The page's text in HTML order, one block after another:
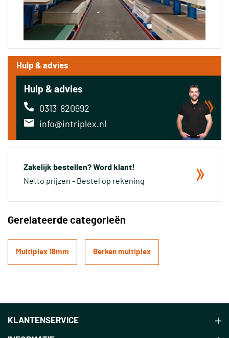
Hulp & advies
Hulp & advies
0313-820992
info@intriplex.nl
Zakelijk bestellen? Word klant!
Netto prijzen - Bestel op rekening
Gerelateerde categorieën
Multiplex 18mm Berken multiplex
KLANTENSERVICE